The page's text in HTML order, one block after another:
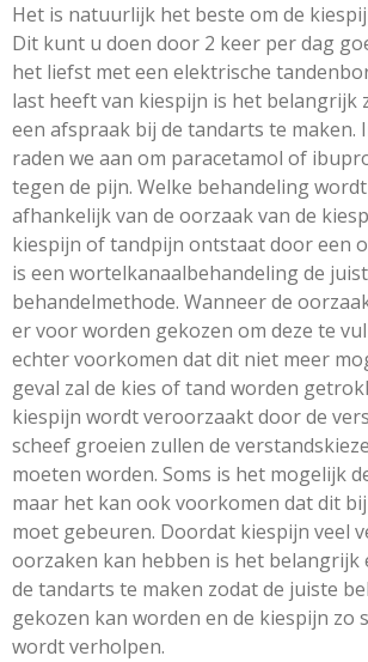
Het is natuurlijk het beste om de
Dit kunt u doen door 2 keer per dag
het liefst met een elektrische
last heeft van kiespijn is het belangrijk
een afspraak bij de tandarts te maken.
raden we aan om paracetamol of
tegen de pijn. Welke behandeling
afhankelijk van de oorzaak van de
kiespijn of tandpijn ontstaat door een
is een wortelkanaalbehandelingde
behandelmethode. Wanneer de
er voor worden gekozen om deze te
echter voorkomen dat dit niet meer
geval zal de kies of tand worden
kiespijn wordt veroorzaakt door de
scheef groeien zullen de
moeten worden. Soms is het mogelijk
maar het kan ook voorkomen dat dit
moet gebeuren. Doordat kiespijn veel
oorzaken kan hebben is het belangrijk
de tandarts te maken zodat de juiste
gekozen kan worden en de kiespijn zo
wordt verholpen.